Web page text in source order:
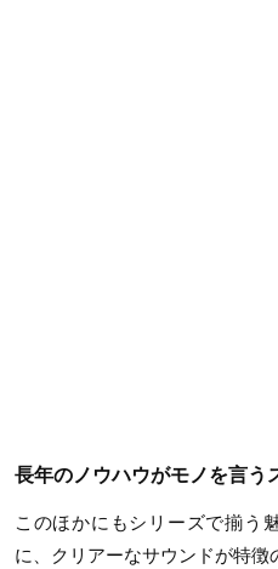
長年のノウハウがモノを言う
このほかにもシリーズで揃う
に、クリアーなサウンドが特